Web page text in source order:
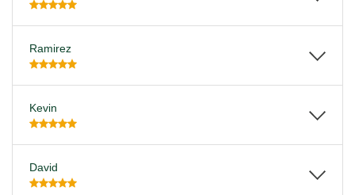
Ramirez
Kevin
David